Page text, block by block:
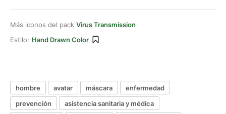
Más iconos del pack Virus Transmission
Estilo: Hand Drawn Color
hombre avatar máscara
enfermedad
prevención
asistencia sanitaria y médica